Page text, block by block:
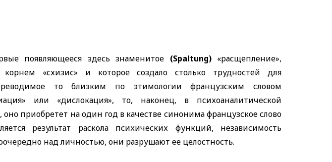
появляющееся здесь знаменитое (Spaltung) «расщепление»,
корнем «схизис» и которое создало столько трудностей для
то близким по этимологии французским словом
или «дислокация», то, наконец, в психоаналитической
приобретет на один год в качестве синонима французское слово
результат раскола психических функций, независимость
над личностью, они разрушают ее целостность.